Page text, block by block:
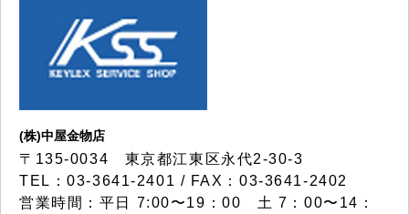
(株)中屋金物店
〒135-0034 東京都江東区永代2-30-3
TEL：03-3641-2401 / FAX：03-3641-2402
営業時間：平日 7:00〜19：00 土 7：00〜14：